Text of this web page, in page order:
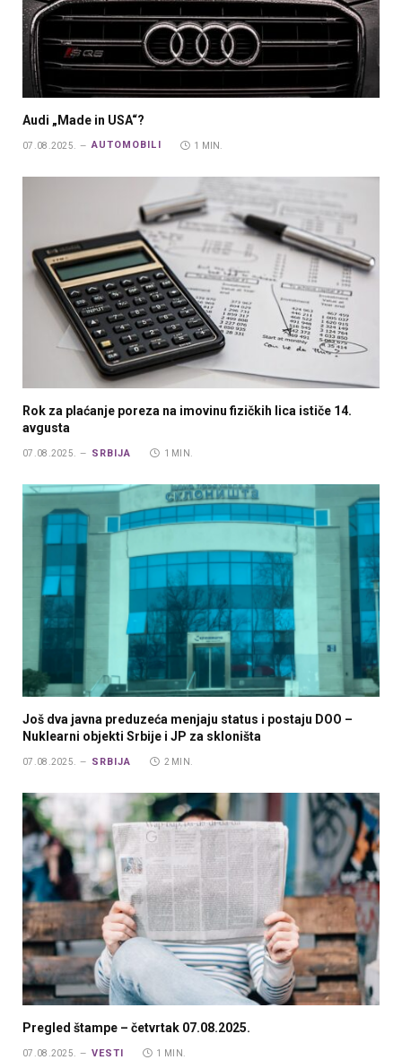
Audi „Made in USA“?
07.08.2025. AUTOMOBILI 1 MIN.
Rok za plaćanje poreza na imovinu fizičkih lica ističe 14.
avgusta
07.08.2025. SRBIJA 1 MIN.
Još dva javna preduzeća menjaju status i postaju DOO –
Nuklearni objekti Srbije i JP za skloništa
07.08.2025. SRBIJA 2 MIN.
Pregled štampe – četvrtak 07.08.2025.
07.08.2025. VESTI 1 MIN.